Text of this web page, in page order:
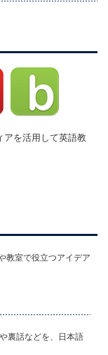
アを活用して英語教
教室で役立つアイデア
裏話などを、日本語